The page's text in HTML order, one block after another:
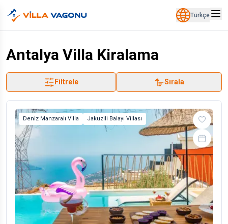
Türkçe
Antalya Villa Kiralama
Filtrele Sırala
Deniz Manzaralı Villa Jakuzili Balayı Villası